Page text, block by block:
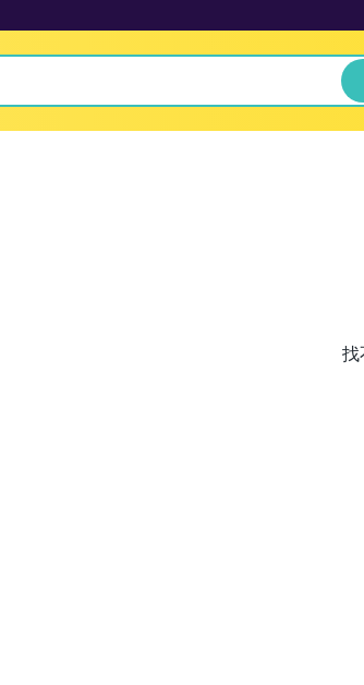
找